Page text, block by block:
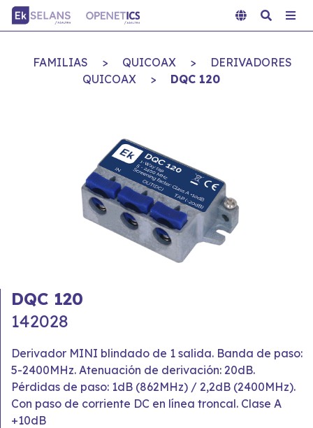
FAMILIAS > QUICOAX >
DERIVADORES
QUICOAX
> DQC 120
DQC 120
142028
Derivador MINI blindado de 1 salida. Banda de paso:
5-2400MHz. Atenuación de derivación: 20dB.
Pérdidas de paso: 1dB (862MHz) / 2,2dB (2400MHz).
Con paso de corriente DC en línea troncal. Clase A
+10dB